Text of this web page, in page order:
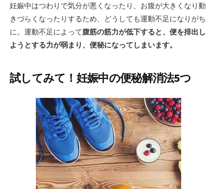
妊娠中はつわりで気分が悪くなったり、お腹が大きくなり動
きづらくなったりするため、どうしても運動不足になりがち
に。運動不足によって腹筋の筋力が低下すると、便を排出し
ようとする力が弱まり、便秘になってしまいます。
試してみて！妊娠中の便秘解消法5つ